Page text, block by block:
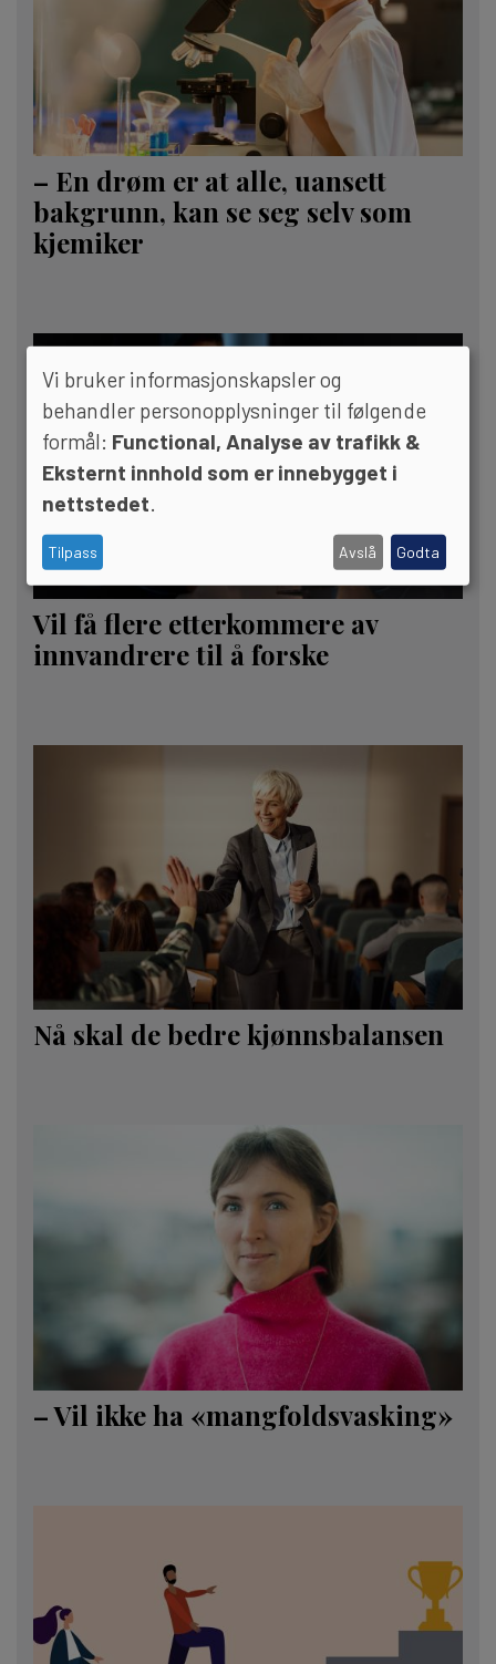
– En drøm er at alle, uansett
bakgrunn, kan se seg selv som
kjemiker
Vil få flere etterkommere av
innvandrere til å forske
Nå skal de bedre kjønnsbalansen
– Vil ikke ha «mangfoldsvasking»
Vi bruker informasjonskapsler og
behandler personopplysninger til følgende
formål: Functional, Analyse av trafikk &
Eksternt innhold som er innebygget i
nettstedet
Tilpass Avslå Godta